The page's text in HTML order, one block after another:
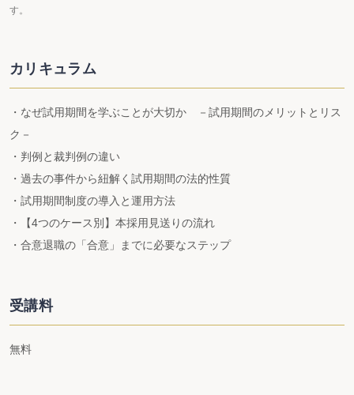
す。
カリキュラム
・なぜ試用期間を学ぶことが大切か －試用期間のメリットとリス
ク－
・判例と裁判例の違い
・過去の事件から紐解く試用期間の法的性質
・試用期間制度の導入と運用方法
・【4つのケース別】本採用見送りの流れ
・合意退職の「合意」までに必要なステップ
受講料
無料